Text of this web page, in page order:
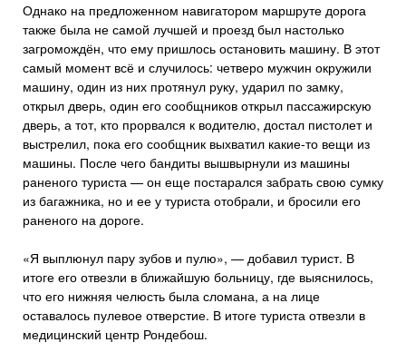
Однако на предложенном навигатором маршруте дорога
также была не самой лучшей и проезд был настолько
загромождён, что ему пришлось остановить машину. В этот
самый момент всё и случилось: четверо мужчин окружили
машину, один из них протянул руку, ударил по замку,
открыл дверь, один его сообщников открыл пассажирскую
дверь, а тот, кто прорвался к водителю, достал пистолет и
выстрелил, пока его сообщник выхватил какие-то вещи из
машины. После чего бандиты вышвырнули из машины
раненого туриста — он еще постарался забрать свою сумку
из багажника, но и ее у туриста отобрали, и бросили его
раненого на дороге.
«Я выплюнул пару зубов и пулю», — добавил турист. В
итоге его отвезли в ближайшую больницу, где выяснилось,
что его нижняя челюсть была сломана, а на лице
оставалось пулевое отверстие. В итоге туриста отвезли в
медицинский центр Рондебош.